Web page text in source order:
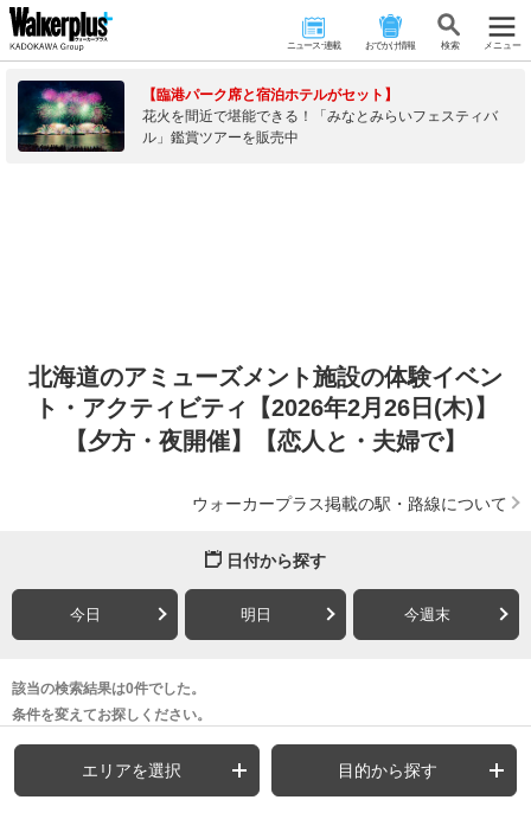
ニュース･連載 おでかけ情報 検 索 メニュー
【臨港パーク席と宿泊ホテルがセット】
花火を間近で堪能できる！「みなとみらいフェスティバ
ル」鑑賞ツアーを販売中
北海道のアミューズメント施設の体験イベン
ト・アクティビティ【2026年2月26日(木)】
【夕方・夜開催】【恋人と・夫婦で】
ウォーカープラス掲載の駅・路線について
日付から探す
今日 明日 今週末
該当の検索結果は0件でした。
条件を変えてお探しください。
エリアを選択 目的から探す